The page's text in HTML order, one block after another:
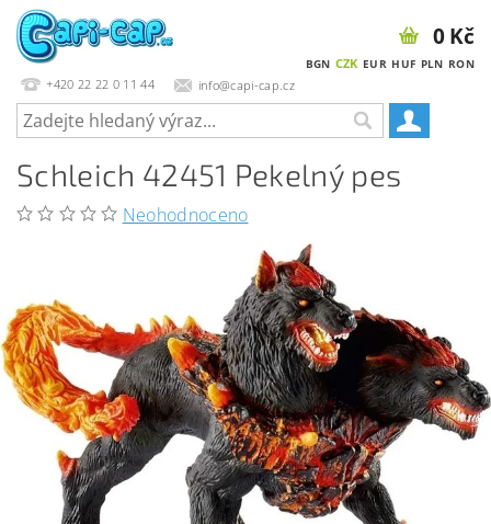
+420 22 22 0 11 44 info@capi-cap.cz
BGN CZK EUR HUF PLN RON
0 Kč
Schleich 42451 Pekelný pes
Neohodnoceno